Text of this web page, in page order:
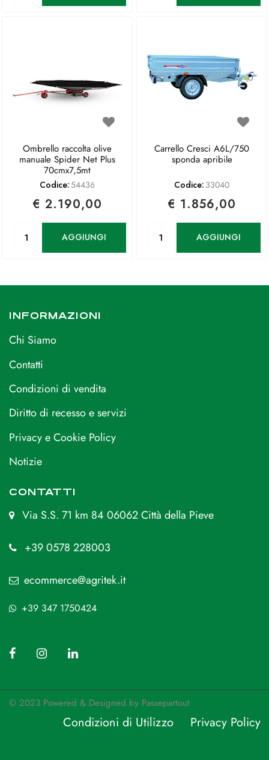
Ombrello raccolta olive
manuale Spider Net Plus
70cmx7,5mt
Codice:54436
€ 2.190,00
AGGIUNGI
Carrello Cresci A6L/750
sponda apribile
Codice: 33040
€ 1.856,00
AGGIUNGI
INFORMAZIONI
Chi Siamo
Contatti
Condizioni di vendita
Diritto di recesso e servizi
Privacy e Cookie Policy
Notizie
CONTATTI
Via S.S. 71 km 84 06062 Città della Pieve
+39 0578 228003
ecommerce@agritek.it
+39 347 1750424
© 2023 Powered & Designed by Passepartout
Condizioni di Utilizzo Privacy Policy